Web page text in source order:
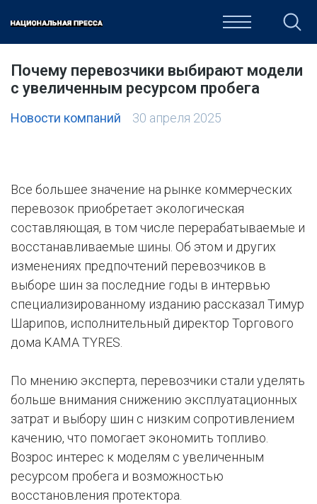
ОБЩЕСТВО ПОЛИТИКА ЭКОНОМИКА КУЛЬТУРА
Почему перевозчики выбирают модели
с увеличенным ресурсом пробега
Новости компаний 30 апреля 2025
Все большее значение на рынке коммерческих
перевозок приобретает экологическая
составляющая, в том числе перерабатываемые и
восстанавливаемые шины. Об этом и других
изменениях предпочтений перевозчиков в
выборе шин за последние годы в интервью
специализированному изданию рассказал Тимур
Шарипов, исполнительный директор Торгового
дома KAMA TYRES.
По мнению эксперта, перевозчики стали уделять
больше внимания снижению эксплуатационных
затрат и выбору шин с низким сопротивлением
качению, что помогает экономить топливо.
Возрос интерес к моделям с увеличенным
ресурсом пробега и возможностью
восстановления протектора.